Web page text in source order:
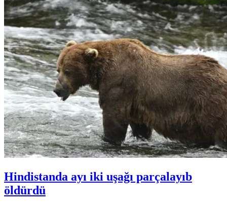
Hindistanda ayı iki uşağı parçalayıb
öldürdü